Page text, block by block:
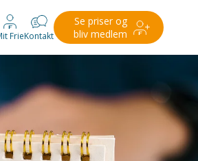
FrieKontakt
Se priser og
bliv medlem